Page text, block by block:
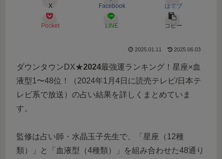
X Facebook はてブ
Pocket LINE コピー
2025.01.11 2025.06.03
ダウンタウンDX★2024最強運ランキング！星座×血
液型1〜48位！（2024年1月4日に読売テレビ/日本テ
レビ系で放送）の占い結果を詳しくまとめていま
す。
監修は占い師・水晶玉子先生で、「星座（12種
類）」と「血液型（4種類）」を組み合わせた48通り